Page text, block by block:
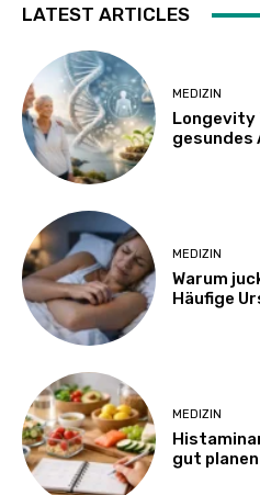
LATEST ARTICLES
MEDIZIN
Longevity
gesundes
MEDIZIN
Warum
Häufige
MEDIZIN
gut planen